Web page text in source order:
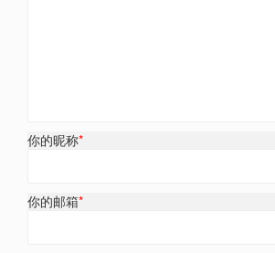
你的昵称*
你的邮箱*